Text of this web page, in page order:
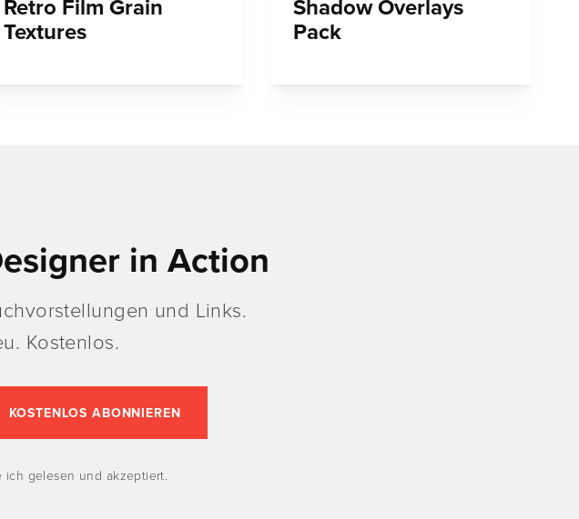
Retro Film Grain
Textures
Shadow Overlays
Pack
in Action
und Links.
Kostenlos.
ich gelesen und akzeptiert.